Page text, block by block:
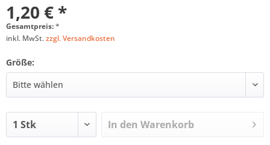
1,20 € *
Gesamtpreis:*
inkl. MwSt.zzgl. Versandkosten
Größe:
In den Warenkorb